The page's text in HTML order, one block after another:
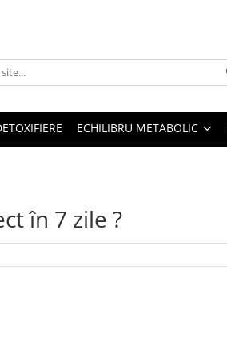
ECHILIBRU METABOLIC
în 7 zile ?